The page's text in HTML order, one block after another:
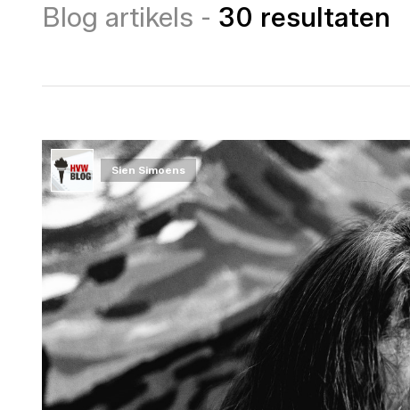
Blog artikels - 30 resultaten
Sien Simoens